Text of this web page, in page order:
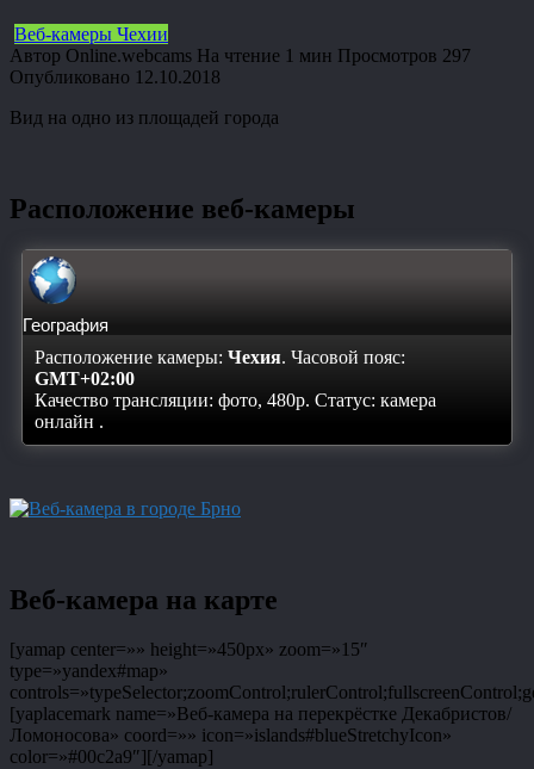
Веб-камеры Чехии
Автор Online.webcams На чтение 1 мин Просмотров 297
Опубликовано 12.10.2018
Вид на одно из площадей города
Расположение веб-камеры
География
Расположение камеры: Чехия. Часовой пояс:
GMT+02:00
Качество трансляции: фото, 480p. Статус: камера
онлайн .
Веб-камера на карте
[yamap center=»» height=»450px» zoom=»15″
type=»yandex#map»
[yaplacemark name=»Веб-камера на перекрёстке Декабристов/
Ломоносова» coord=»» icon=»islands#blueStretchyIcon»
color=»#00c2a9″][/yamap]